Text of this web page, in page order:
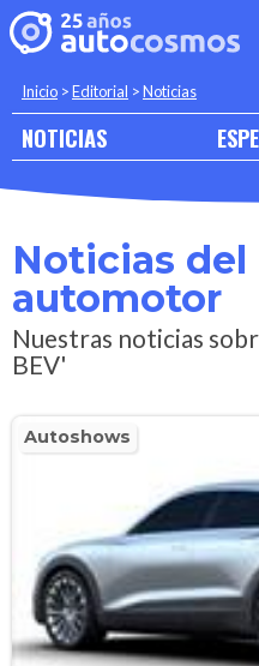
Inicio >Editorial >Noticias
NOTICIAS
Noticias
automotor
Nuestras noticias
BEV'
Autoshows